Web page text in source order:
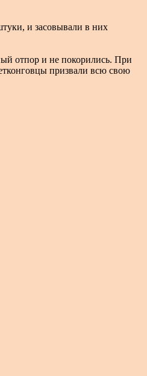
и засовывали в них
отпор и не покорились. При
призвали всю свою